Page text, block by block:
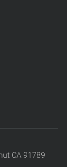
CA 91789